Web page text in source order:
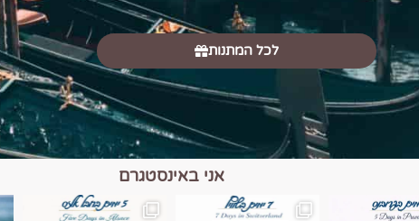
לכל המתנות
אני באינסטגרם
טיול בין כפרים, יין ונופים בחבל אלזס צרפת
יש רגע כזה בחופשה שבו הכל נהיה פשוט יותר. החול, הי
יש ערים בעולם שמרגישות כמו